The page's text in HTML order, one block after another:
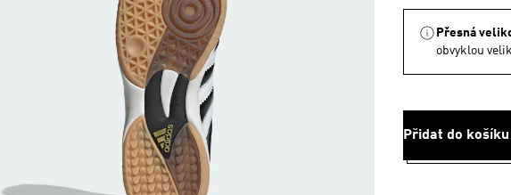
Přesná
obvyklou
Přidat do košíku